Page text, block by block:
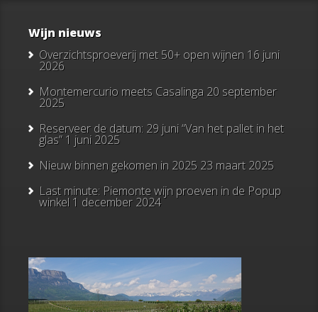
Wijn nieuws
Overzichtsproeverij met 50+ open wijnen 16 juni
2026
Montemercurio meets Casalinga 20 september
2025
Reserveer de datum: 29 juni “Van het pallet in het
glas” 1 juni 2025
Nieuw binnen gekomen in 2025 23 maart 2025
Last minute: Piemonte wijn proeven in de Popup
winkel 1 december 2024